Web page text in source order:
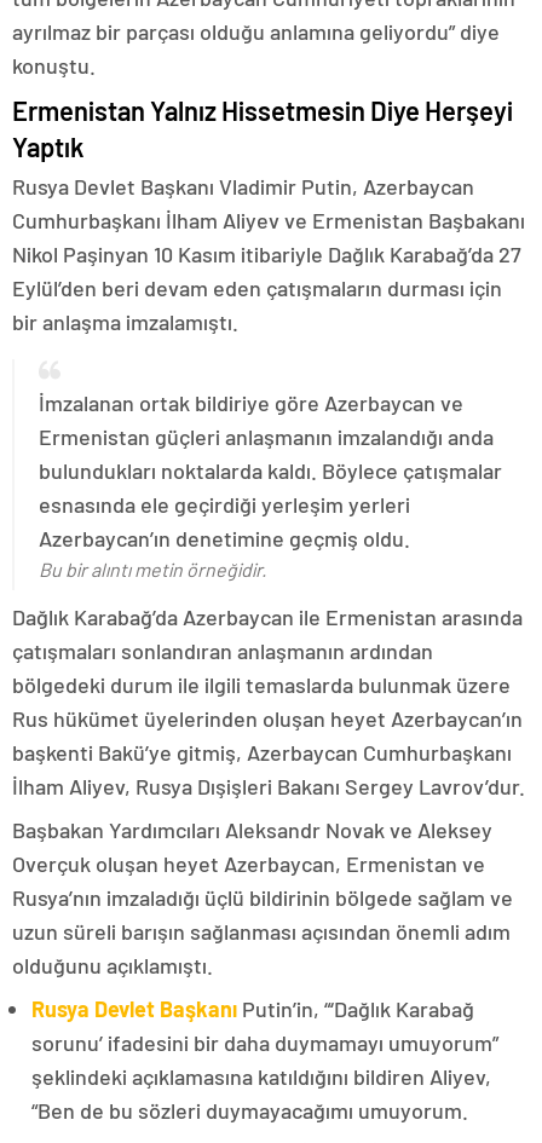
ayrılmaz bir parçası olduğu anlamına geliyordu” diye
konuştu.
Ermenistan Yalnız Hissetmesin Diye Herşeyi
Yaptık
Rusya Devlet Başkanı Vladimir Putin, Azerbaycan
Cumhurbaşkanı İlham Aliyev ve Ermenistan Başbakanı
Nikol Paşinyan 10 Kasım itibariyle Dağlık Karabağ’da 27
Eylül’den beri devam eden çatışmaların durması için
bir anlaşma imzalamıştı.
İmzalanan ortak bildiriye göre Azerbaycan ve
Ermenistan güçleri anlaşmanın imzalandığı anda
bulundukları noktalarda kaldı. Böylece çatışmalar
esnasında ele geçirdiği yerleşim yerleri
Azerbaycan’ın denetimine geçmiş oldu.
Bu bir alıntı metin örneğidir.
Dağlık Karabağ’da Azerbaycan ile Ermenistan arasında
çatışmaları sonlandıran anlaşmanın ardından
bölgedeki durum ile ilgili temaslarda bulunmak üzere
Rus hükümet üyelerinden oluşan heyet Azerbaycan’ın
başkenti Bakü’ye gitmiş, Azerbaycan Cumhurbaşkanı
İlham Aliyev, Rusya Dışişleri Bakanı Sergey Lavrov’dur.
Başbakan Yardımcıları Aleksandr Novak ve Aleksey
Overçuk oluşan heyet Azerbaycan, Ermenistan ve
Rusya’nın imzaladığı üçlü bildirinin bölgede sağlam ve
uzun süreli barışın sağlanması açısından önemli adım
olduğunu açıklamıştı.
Rusya Devlet Başkanı Putin’in, “‘Dağlık Karabağ
sorunu’ ifadesini bir daha duymamayı umuyorum”
şeklindeki açıklamasına katıldığını bildiren Aliyev,
“Ben de bu sözleri duymayacağımı umuyorum.